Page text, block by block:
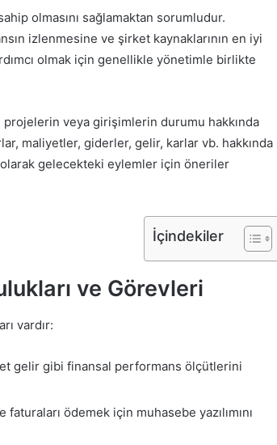
olmasını sağlamaktan sorumludur.
izlenmesine ve şirket kaynaklarının en iyi
olmak için genellikle yönetimle birlikte
veya girişimlerin durumu hakkında
maliyetler, giderler, gelir, karlar vb. hakkında
gelecekteki eylemler için öneriler
İçindekiler
ve Görevleri
vardır:
gelir gibi finansal performans ölçütlerini
faturaları ödemek için muhasebe yazılımını